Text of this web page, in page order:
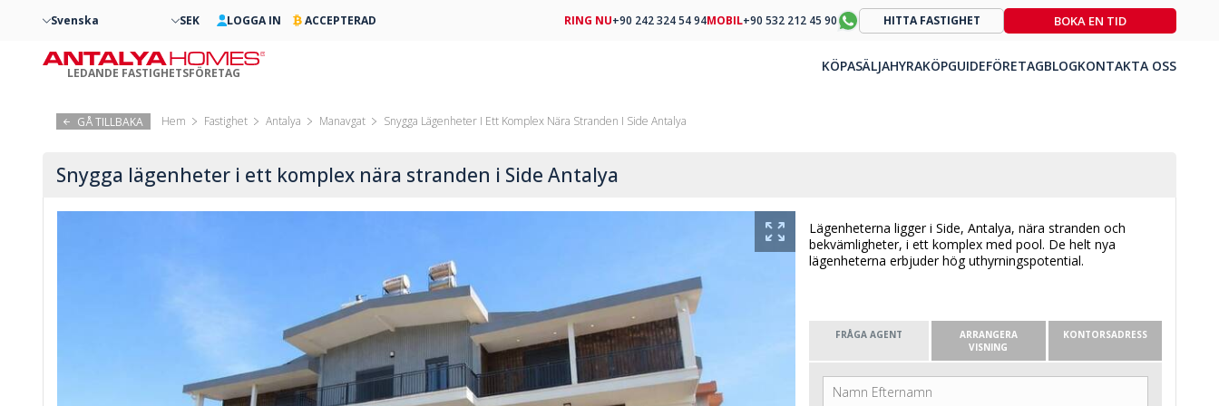
GÅ TILLBAKA Hem Fastighet Antalya Manavgat Snygga Lägenheter I Ett Komplex Nära Stranden I Side Antalya
Snygga lägenheter i ett komplex nära stranden i Side Antalya
Lägenheterna ligger i Side, Antalya, nära stranden och
bekvämligheter, i ett komplex med pool. De helt nya
lägenheterna erbjuder hög uthyrningspotential.
FRÅGA AGENT
ARRANGERA
VISNING
KONTORSADRESS
Svenska SEK LOGGA IN ACCEPTERAD
LEDANDE FASTIGHETSFÖRETAG
RING NU+90 242 324 54 94MOBIL+90 532 212 45 90 HITTA FASTIGHET BOKA EN TID
KÖPASÄLJAHYRAKÖPGUIDEFÖRETAGBLOGKONTAKTA OSS